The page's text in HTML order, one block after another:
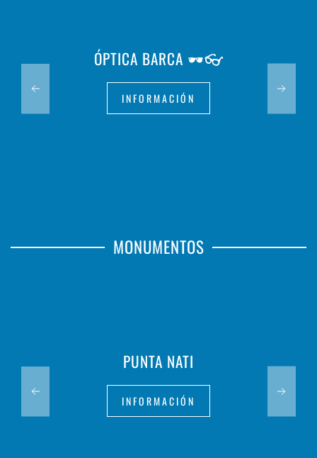
ÓPTICA BARCA 🕶️👓
INFORMACIÓN
MONUMENTOS
PUNTA NATI
INFORMACIÓN